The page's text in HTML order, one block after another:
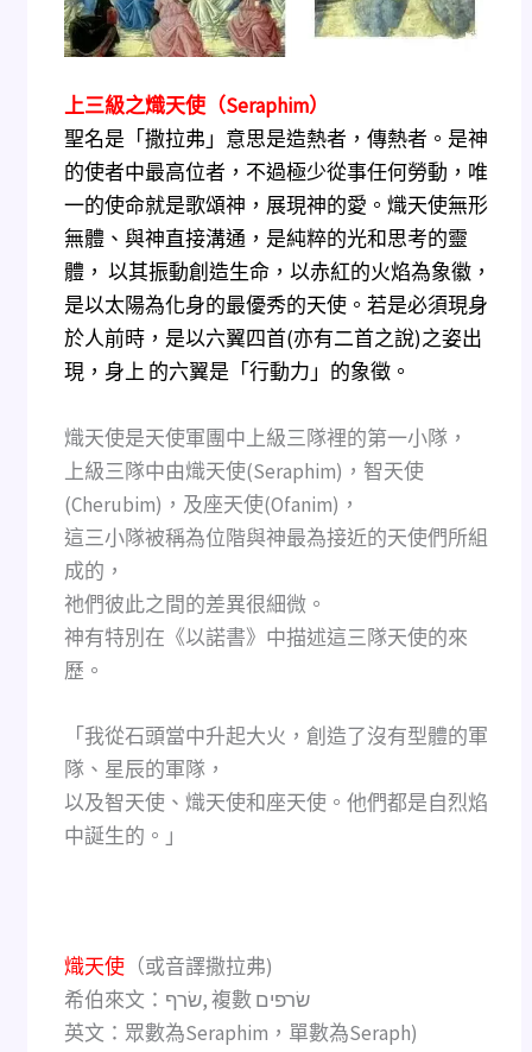
上三級之熾天使（Seraphim）
聖名是「撒拉弗」意思是造熱者，傳熱者。是神
的使者中最高位者，不過極少從事任何勞動，唯
一的使命就是歌頌神，展現神的愛。熾天使無形
無體、與神直接溝通，是純粹的光和思考的靈
體， 以其振動創造生命，以赤紅的火焰為象徽，
是以太陽為化身的最優秀的天使。若是必須現身
於人前時，是以六翼四首(亦有二首之說)之姿出
現，身上 的六翼是「行動力」的象徵。
熾天使是天使軍團中上級三隊裡的第一小隊，
上級三隊中由熾天使(Seraphim)，智天使
(Cherubim)，及座天使(Ofanim)，
這三小隊被稱為位階與神最為接近的天使們所組
成的，
祂們彼此之間的差異很細微。
神有特別在《以諾書》中描述這三隊天使的來
歷。
「我從石頭當中升起大火，創造了沒有型體的軍
隊、星辰的軍隊，
以及智天使、熾天使和座天使。他們都是自烈焰
中誕生的。」
熾天使（或音譯撒拉弗)
希伯來文：שׂרף, 複數 שׂרפים
英文：眾數為Seraphim，單數為Seraph)